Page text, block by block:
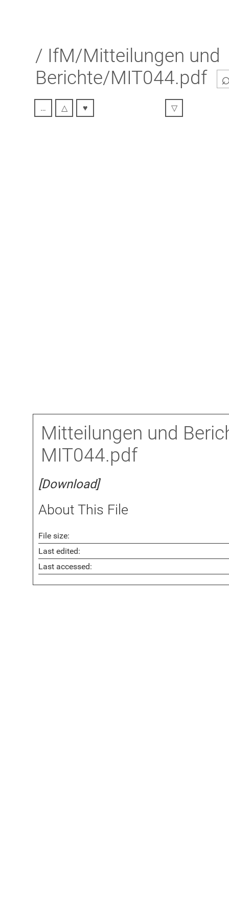
/ IfM/Mitteilungen und
Berichte/MIT044.pdf
… △ ♥ ▽
Mitteilungen und
MIT044.pdf
[Download]
About This File
File size:
Last edited:
Last accessed: